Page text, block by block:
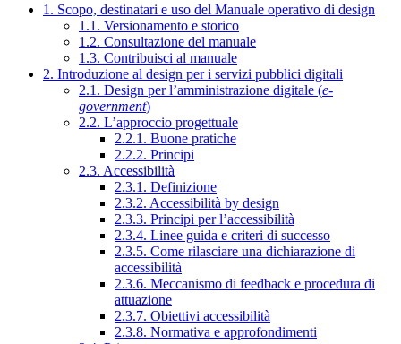
1. Scopo, destinatari e uso del Manuale operativo di design
1.1. Versionamento e storico
1.2. Consultazione del manuale
1.3. Contribuisci al manuale
2. Introduzione al design per i servizi pubblici digitali
2.1. Design per l’amministrazione digitale (e-
government)
2.2. L’approccio progettuale
2.2.1. Buone pratiche
2.2.2. Principi
2.3. Accessibilità
2.3.1. Definizione
2.3.2. Accessibilità by design
2.3.3. Principi per l’accessibilità
2.3.4. Linee guida e criteri di successo
2.3.5. Come rilasciare una dichiarazione di
accessibilità
2.3.6. Meccanismo di feedback e procedura di
attuazione
2.3.7. Obiettivi accessibilità
2.3.8. Normativa e approfondimenti